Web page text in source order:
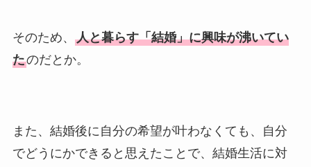
離婚もまとめた！
そのため、 人と暮らす「結婚」に興味が沸いてい
たのだとか。
また、結婚後に自分の希望が叶わなくても、自分
でどうにかできると思えたことで、結婚生活に対